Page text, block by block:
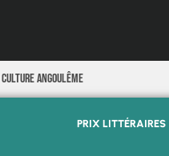
Culture Angoulême
PRIX LITTÉRAIRES